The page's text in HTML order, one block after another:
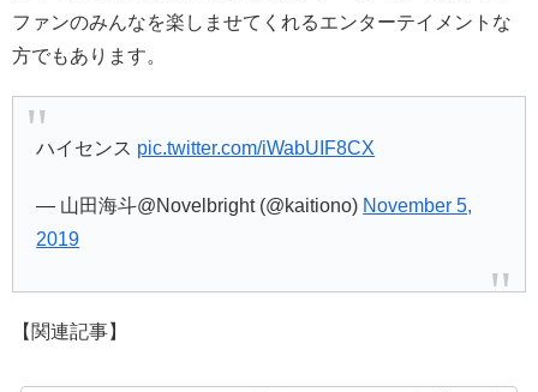
ファンのみんなを楽しませてくれるエンターテイメントな
方でもあります。
ハイセンス pic.twitter.com/iWabUIF8CX
— 山田海斗@Novelbright (@kaitiono) November 5,
2019
【関連記事】